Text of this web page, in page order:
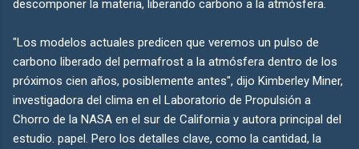
descomponer la materia, liberando carbono a la atmósfera.
"Los modelos actuales predicen que veremos un pulso de
carbono liberado del permafrost a la atmósfera dentro de los
próximos cien años, posiblemente antes", dijo Kimberley Miner,
investigadora del clima en el Laboratorio de Propulsión a
Chorro de la NASA en el sur de California y autora principal del
estudio. papel. Pero los detalles clave, como la cantidad, la